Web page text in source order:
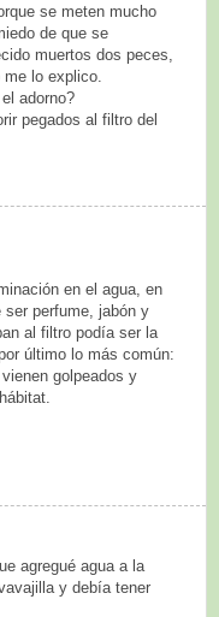
se meten mucho
de que se
muertos dos peces,
lo explico.
adorno?
pegados al filtro del
en el agua, en
ser perfume, jabón y
al filtro podía ser la
último lo más común:
golpeados y
agregué agua a la
y debía tener